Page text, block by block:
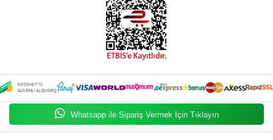
Zeynep IŞIK BÜYÜKBAY
Whatsapp ile Sipariş Vermek İçin Tıklayın